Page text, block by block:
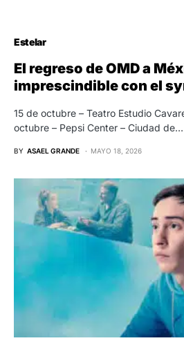
Estelar
El regreso de OMD a
imprescindible con el
15 de octubre – Teatro Estudio
octubre – Pepsi Center – Ciudad de…
BY ASAEL GRANDE MAYO 18, 2026